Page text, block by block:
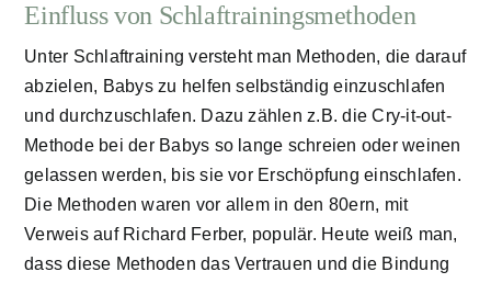
Einfluss von Schlaftrainingsmethoden
Unter Schlaftraining versteht man Methoden, die darauf
abzielen, Babys zu helfen selbständig einzuschlafen
und durchzuschlafen. Dazu zählen z.B. die Cry-it-out-
Methode bei der Babys so lange schreien oder weinen
gelassen werden, bis sie vor Erschöpfung einschlafen.
Die Methoden waren vor allem in den 80ern, mit
Verweis auf Richard Ferber, populär. Heute weiß man,
dass diese Methoden das Vertrauen und die Bindung